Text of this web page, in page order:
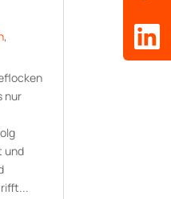
,
nur
und